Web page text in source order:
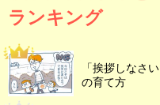
ランキング
「挨拶しなさ
の育て方